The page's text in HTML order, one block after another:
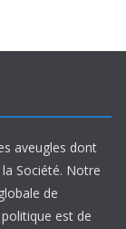
aveugles dont
Société. Notre
de
est de